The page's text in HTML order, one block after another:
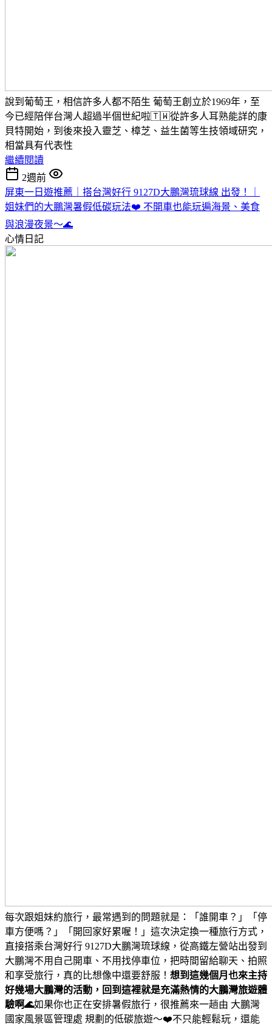
說到葡萄王，相信許多人都不陌生 葡萄王創立於1969年，至
今已經陪伴台灣人超過半個世紀啦🇹🇼從許多人耳熟能詳的康
貝特開始，到後來投入靈芝、樟芝、益生菌等生技領域研究，
相當具有代表性
繼續閱讀
2週前
屏東一日遊推薦｜搭台灣好行 9127D大鵬灣琉球線 出發！｜
姐妹們的大鵬灣暑假低碳玩法❤️ 不開車也能玩遍海景、美食
與浪漫夜景～🌊
心情日記
每次跟姐妹約旅行，最常遇到的問題就是：「誰開車？」「停
車方便嗎？」「開回家好累喔！」 這次決定換一種旅行方式，
直接搭乘台灣好行 9127D大鵬灣琉球線，從高鐵左營站出發到
大鵬灣不用自己開車、不用找停車位，把時間留給聊天、拍照
和享受旅行，真的比想像中還要舒服！ 想到這幾個月也來主持
好幾場大鵬灣的活動，回到這裡就是充滿熱情的大鵬灣旅遊體
驗啊🌊如果你也正在安排暑假旅行，很推薦來一趟由 大鵬灣
國家風景區管理處 規劃的低碳旅遊～❤️不只能輕鬆玩，還能